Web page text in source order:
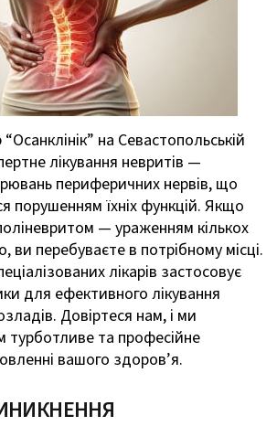
на Севастопольській
лікування невритів —
периферичних нервів, що
порушенням їхніх функцій. Якщо
— ураженням кількох
ви перебуваєте в потрібному місці.
лікарів застосовує
для ефективного лікування
Довіртеся нам, і ми
турботливе та професійне
вашого здоров’я.